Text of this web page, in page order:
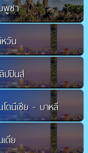
พูชา
วัน
ปปินส์
ดนีเซีย - บาหลี
ดีย